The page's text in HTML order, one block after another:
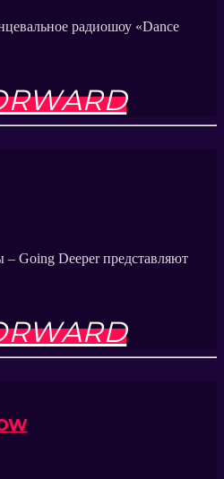
радиошоу «Dance
Going Deeper представляют